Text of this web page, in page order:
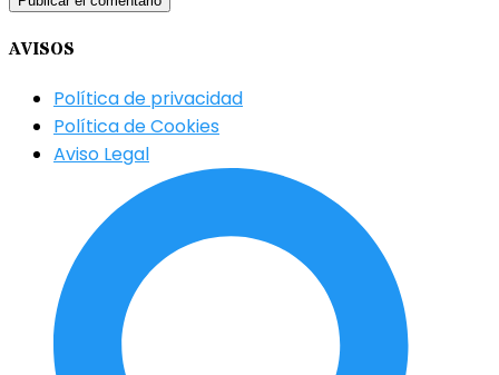
AVISOS
Política de privacidad
Política de Cookies
Aviso Legal